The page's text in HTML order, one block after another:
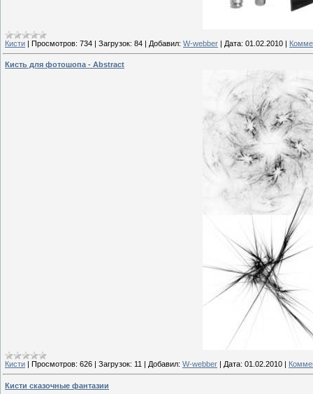
Кисти | Просмотров: 734 | Загрузок: 84 | Добавил: W-webber | Дата: 01.02.2010 |
Кисть для фотошопа - Abstract
Кисти | Просмотров: 626 | Загрузок: 11 | Добавил: W-webber | Дата: 01.02.2010 |
Кисти сказочные фантазии